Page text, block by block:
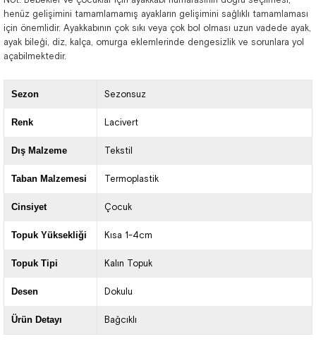
henüz gelişimini tamamlamamış ayakların gelişimini sağlıklı tamamlaması
için önemlidir. Ayakkabının çok sıkı veya çok bol olması uzun vadede ayak,
ayak bileği, diz, kalça, omurga eklemlerinde dengesizlik ve sorunlara yol
açabilmektedir.
Sezon Sezonsuz
Renk Lacivert
Dış Malzeme Tekstil
Taban Malzemesi Termoplastik
Cinsiyet Çocuk
Topuk Yüksekliği Kısa 1-4cm
Topuk Tipi Kalın Topuk
Desen Dokulu
Ürün Detayı Bağcıklı